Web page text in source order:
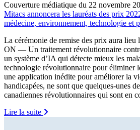
Couverture médiatique du 22 novembre
Mitacs annoncera les lauréats des prix
médecine, environnement, technologie et
La cérémonie de remise des prix aura lieu
ON — Un traitement révolutionnaire
un système d’IA qui détecte mieux les
technologie révolutionnaire pour éliminer
une application inédite pour améliorer la
handicapées, ne sont que quelques-unes
canadiennes révolutionnaires qui sont en
Lire la suite